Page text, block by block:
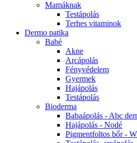
Mamáknak
Testápolás
Terhes vitaminok
Dermo patika
Babé
Akne
Arcápolás
Fényvédelem
Gyermek
Hajápolás
Testápolás
Bioderma
Babaápolás - Abc
Hajápolás - Nodé
Pigmentfoltos bőr -